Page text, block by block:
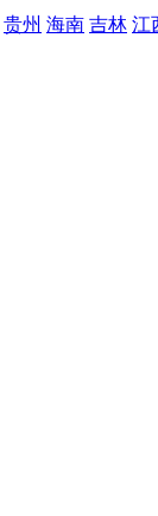
贵州 海南 吉林 江